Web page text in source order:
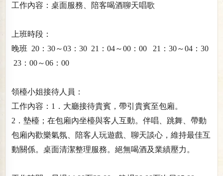
工作內容：桌面服務、陪客喝酒聊天唱歌
上班時段：
晚班 20：30～03：30 21：04～00：00 21：30～04：30
23：00～06：00
領檯小姐接待人員：
工作內容：1．大廳接待貴賓，帶引貴賓至包廂。
2．墊檯；在包廂內坐檯與客人互動。伴唱、跳舞、帶動
包廂內歡樂氣氛、陪客人玩遊戲、聊天談心，維持最佳互
動關係。桌面清潔整理服務。絕無喝酒及業績壓力。